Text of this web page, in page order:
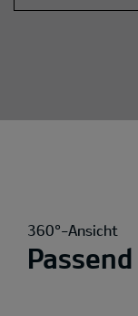
360°-Ansicht